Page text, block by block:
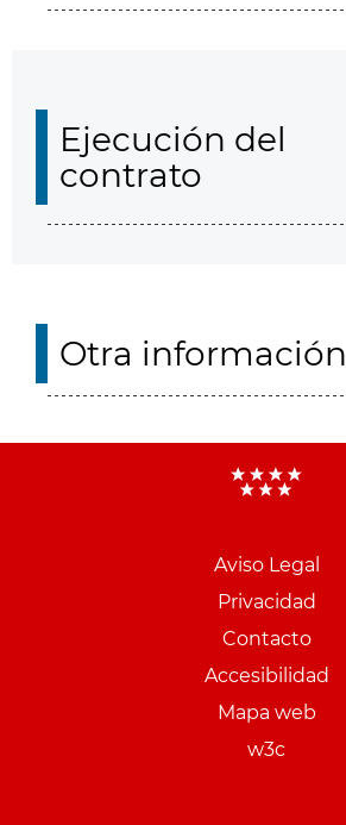
Ejecución del
contrato
Otra información
Aviso Legal
Privacidad
Contacto
Accesibilidad
Mapa web
w3c